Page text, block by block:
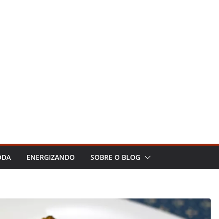
ENERGIZANDO SOBRE O BLOG